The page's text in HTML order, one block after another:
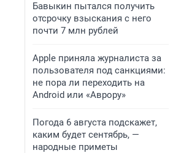
Бавыкин пытался получить
отсрочку взыскания с него
почти 7 млн рублей
Apple приняла журналиста за
пользователя под санкциями:
не пора ли переходить на
Android или «Аврору»
Погода 6 августа подскажет,
каким будет сентябрь, —
народные приметы